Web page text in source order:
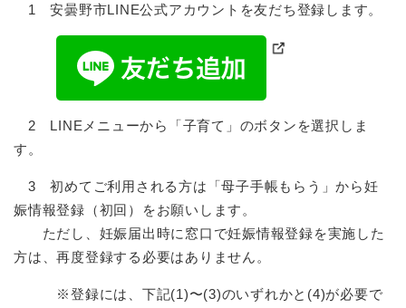
1 安曇野市LINE公式アカウントを友だち登録します。
2 LINEメニューから「子育て」のボタンを選択しま
す。
3 初めてご利用される方は「母子手帳もらう」から妊
娠情報登録（初回）をお願いします。
ただし、妊娠届出時に窓口で妊娠情報登録を実施した
方は、再度登録する必要はありません。
※登録には、下記(1)〜(3)のいずれかと(4)が必要で